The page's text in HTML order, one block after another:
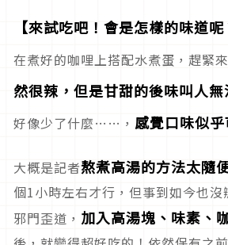
【來試吃吧！會是怎樣的味道呢
在煮好的咖哩上搭配水煮蛋，趕緊
然很辣，但是甘甜的後味叫人無
好像少了什麼……， 感覺口味似
大概是記者熬煮高湯的方法太隨
個1小時左右才行，但事到如今也
邪門歪道， 加入高湯塊、味素、